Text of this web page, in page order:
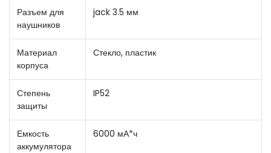
Разъем для
наушников
jack 3.5 мм
Материал
корпуса
Стекло, пластик
Степень
защиты
IP52
Емкость
аккумулятора
6000 мА*ч